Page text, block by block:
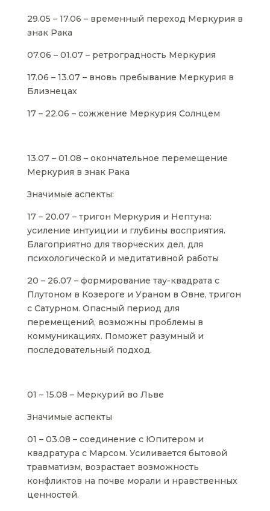
29.05 – 17.06 – временный переход Меркурия в
знак Рака
07.06 – 01.07 – ретроградность Меркурия
17.06 – 13.07 – вновь пребывание Меркурия в
Близнецах
17 – 22.06 – сожжение Меркурия Солнцем
13.07 – 01.08 – окончательное перемещение
Меркурия в знак Рака
Значимые аспекты:
17 – 20.07 – тригон Меркурия и Нептуна:
усиление интуиции и глубины восприятия.
Благоприятно для творческих дел, для
психологической и медитативной работы
20 – 26.07 – формирование тау-квадрата с
Плутоном в Козероге и Ураном в Овне, тригон
с Сатурном. Опасный период для
перемещений, возможны проблемы в
коммуникациях. Поможет разумный и
последовательный подход.
01 – 15.08 – Меркурий во Льве
Значимые аспекты
01 – 03.08 – соединение с Юпитером и
квадратура с Марсом. Усиливается бытовой
травматизм, возрастает возможность
конфликтов на почве морали и нравственных
ценностей.